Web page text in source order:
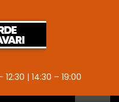
12:30 | 14:30 – 19:00